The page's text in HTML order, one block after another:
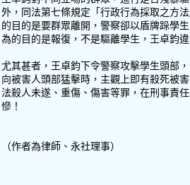
外，同法第七條規定「行政行為採取之方
的目的是要群眾離開，警察卻以盾牌跺學
為的目的是報復，不是驅離學生，王卓鈞
尤其甚者，王卓鈞下令警察攻擊學生頭部
向被害人頭部猛擊時，主觀上即有殺死被
法殺人未遂、重傷、傷害等罪，在刑事責
慘！
（作者為律師、永社理事）